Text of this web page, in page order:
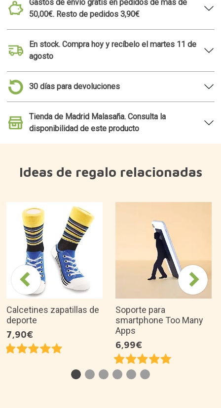
Calcetines zapatillas de
deporte
Soporte para
smartphone Too Many
¿Por qué nos gusta?
Diseño original y decorativo.
Fabricado en hormigón, es muy resistente.
Muy fácil de limpiar gracias a su bandeja interior
extraíble.
Es una buena idea de regalo para...
Descripción del producto